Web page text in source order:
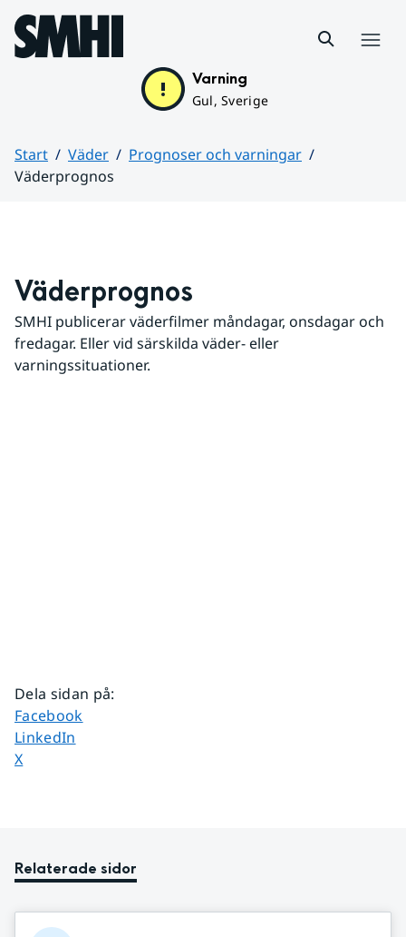
Hoppa till sidans innehåll
Varning
Gul, Sverige
Start Väder
Prognoser och varningar
Väderprognos
Väderprognos
SMHI publicerar väderfilmer måndagar, onsdagar och
fredagar. Eller vid särskilda väder- eller
varningssituationer.
Dela sidan på:
Dela sidan på
Facebook
Dela sidan på
LinkedIn
Dela sidan på
X
Relaterade sidor